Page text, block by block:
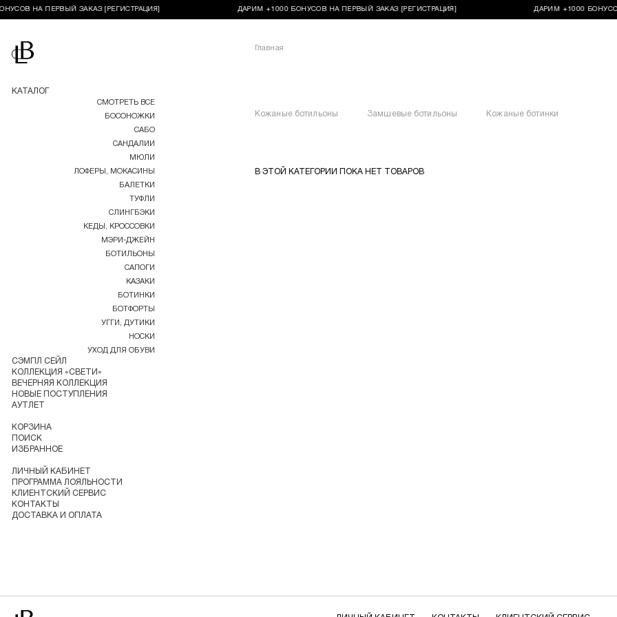
НА ПЕРВЫЙ ЗАКАЗ [РЕГИСТРАЦИЯ] ДАРИМ +1000 БОНУСОВ НА ПЕРВЫЙ ЗАКАЗ [РЕГИСТРАЦИЯ] ДАРИМ +1000
Перейти на главную
КАТАЛОГ
СМОТРЕТЬ ВСЕ
БОСОНОЖКИ
САБО
САНДАЛИИ
МЮЛИ
ЛОФЕРЫ, МОКАСИНЫ
БАЛЕТКИ
ТУФЛИ
СЛИНГБЭКИ
КЕДЫ, КРОССОВКИ
МЭРИ-ДЖЕЙН
БОТИЛЬОНЫ
САПОГИ
КАЗАКИ
БОТИНКИ
БОТФОРТЫ
УГГИ, ДУТИКИ
НОСКИ
УХОД ДЛЯ ОБУВИ
СЭМПЛ СЕЙЛ
КОЛЛЕКЦИЯ «СВЕТИ»
ВЕЧЕРНЯЯ КОЛЛЕКЦИЯ
НОВЫЕ ПОСТУПЛЕНИЯ
АУТЛЕТ
КОРЗИНА
ПОИСК
ИЗБРАННОЕ
ЛИЧНЫЙ КАБИНЕТ
ПРОГРАММА ЛОЯЛЬНОСТИ
КЛИЕНТСКИЙ СЕРВИС
КОНТАКТЫ
ДОСТАВКА И ОПЛАТА
Главная
Кожаные ботильоны Замшевые ботильоны Кожаные ботинки
В ЭТОЙ КАТЕГОРИИ ПОКА НЕТ ТОВАРОВ
Перейти на главную